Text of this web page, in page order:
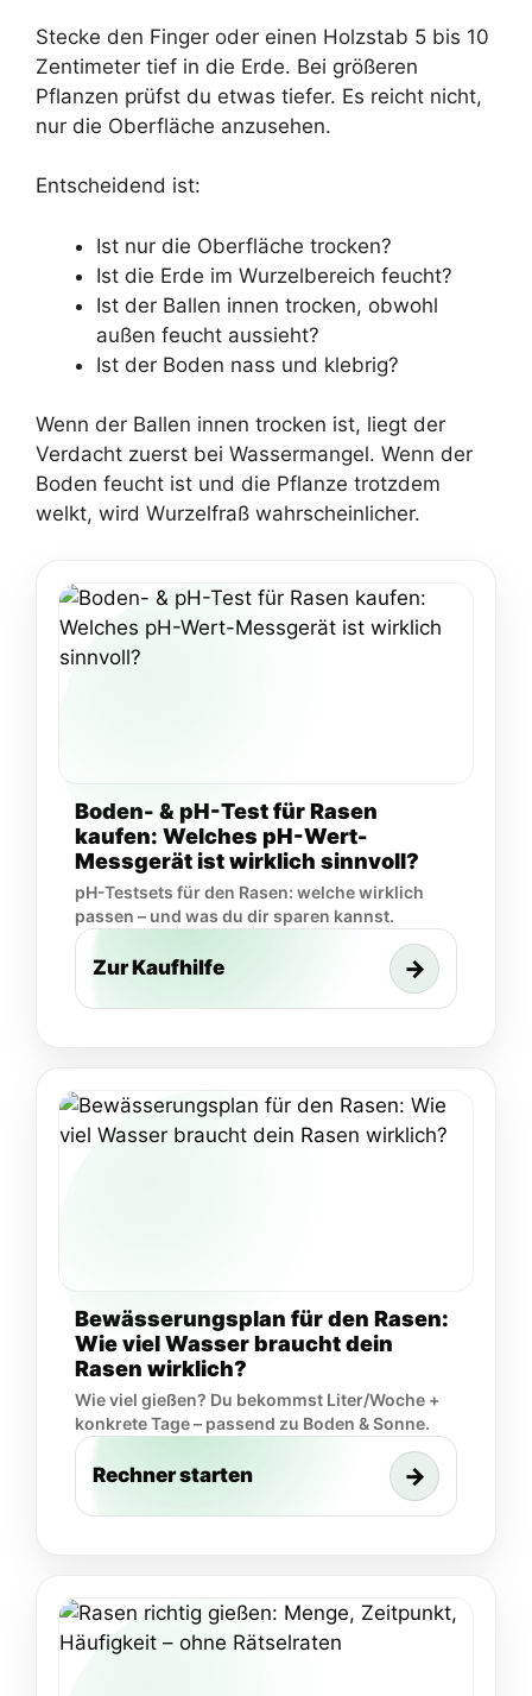
Stecke den Finger oder einen Holzstab 5 bis 10
Zentimeter tief in die Erde. Bei größeren
Pflanzen prüfst du etwas tiefer. Es reicht nicht,
nur die Oberfläche anzusehen.
Entscheidend ist:
Ist nur die Oberfläche trocken?
Ist die Erde im Wurzelbereich feucht?
Ist der Ballen innen trocken, obwohl
außen feucht aussieht?
Ist der Boden nass und klebrig?
Wenn der Ballen innen trocken ist, liegt der
Verdacht zuerst bei Wassermangel. Wenn der
Boden feucht ist und die Pflanze trotzdem
welkt, wird Wurzelfraß wahrscheinlicher.
Boden- & pH-Test für Rasen
kaufen: Welches pH-Wert-
Messgerät ist wirklich sinnvoll?
pH-Testsets für den Rasen: welche wirklich
passen – und was du dir sparen kannst.
Zur Kaufhilfe →
Bewässerungsplan für den Rasen:
Wie viel Wasser braucht dein
Rasen wirklich?
Wie viel gießen? Du bekommst Liter/Woche +
konkrete Tage – passend zu Boden & Sonne.
Rechner starten →